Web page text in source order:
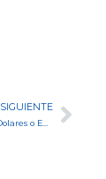
SIGUIENTE
Es Mejor Invertir En Dolares o En Pesos